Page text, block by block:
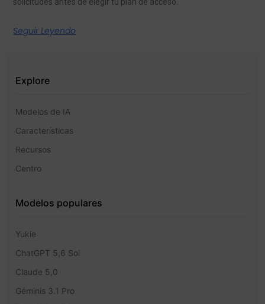
solicitudes antes de elegir tu plan de acceso.
Seguir Leyendo
Explore
Modelos de IA
Características
Recursos
Centro
Modelos populares
Yukie
ChatGPT 5,6 Sol
Claude 5,0
Géminis 3.1 Pro